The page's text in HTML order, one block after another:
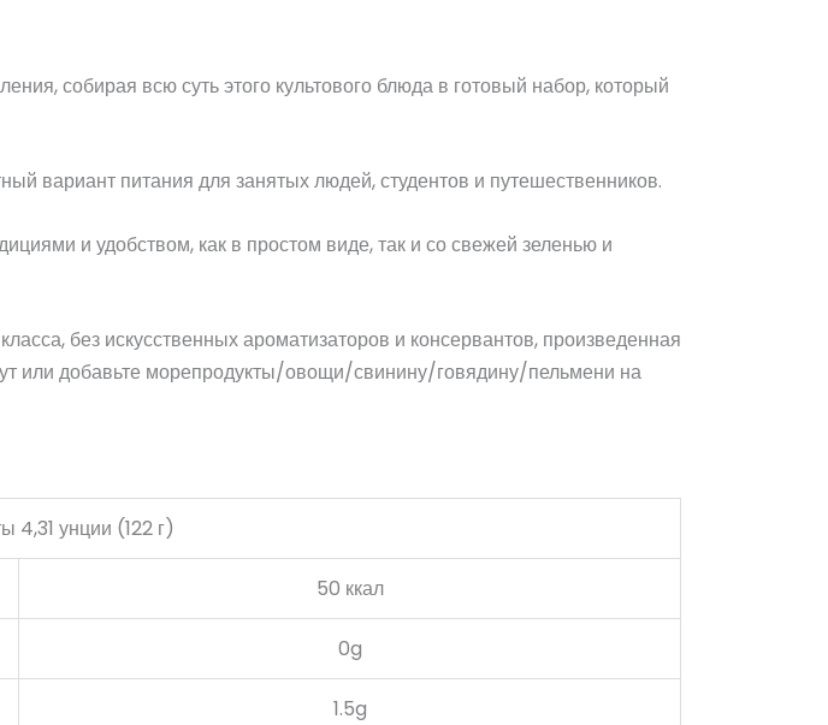
собирая всю суть этого культового блюда в готовый набор, который
вариант питания для занятых людей, студентов и путешественников.
и удобством, как в простом виде, так и со свежей зеленью и
без искусственных ароматизаторов и консервантов, произведенная
или добавьте морепродукты/овощи/свинину/говядину/пельмени на
унции (122 г)
50 ккал
0g
1.5g